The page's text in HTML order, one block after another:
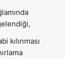
kılınması